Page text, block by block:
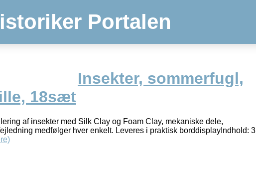
Portalen
Insekter, sommerfugl,
18sæt
af insekter med Silk Clay og Foam Clay, mekaniske dele,
medfølger hver enkelt. Leveres i praktisk borddisplayIndhold: 3